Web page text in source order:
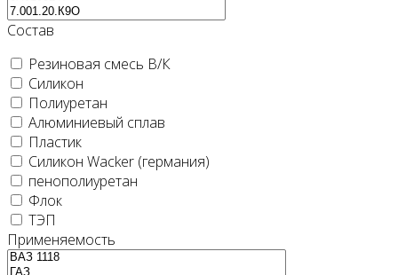
Состав
Резиновая смесь В/К
Силикон
Полиуретан
Алюминиевый сплав
Пластик
Силикон Wacker (германия)
пенополиуретан
Флок
ТЭП
Применяемость